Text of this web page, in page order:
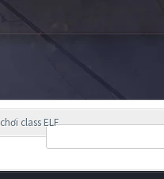
class ELF